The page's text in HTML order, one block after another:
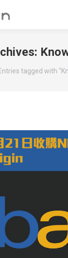
tagged with